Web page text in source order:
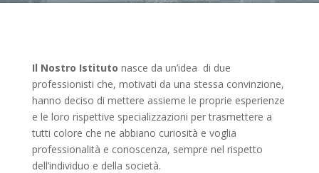
Il Nostro Istituto nasce da un’idea di due
professionisti che, motivati da una stessa convinzione,
hanno deciso di mettere assieme le proprie esperienze
e le loro rispettive specializzazioni per trasmettere a
tutti colore che ne abbiano curiosità e voglia
professionalità e conoscenza, sempre nel rispetto
dell’individuo e della società.